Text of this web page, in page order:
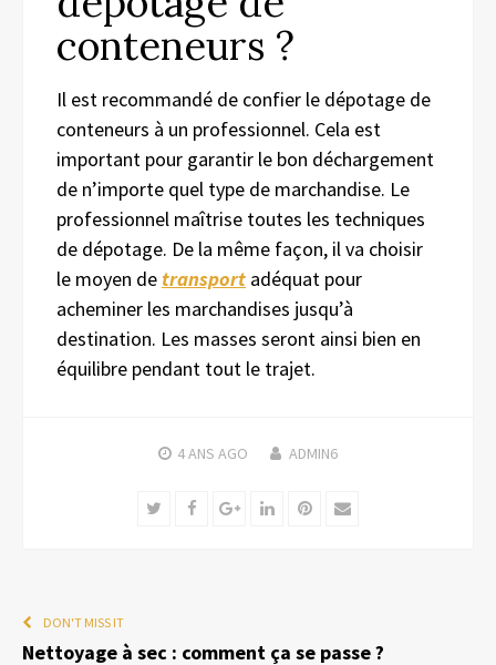
conteneurs ?
Il est recommandé de confier le dépotage de
conteneurs à un professionnel. Cela est
important pour garantir le bon déchargement
de n’importe quel type de marchandise. Le
professionnel maîtrise toutes les techniques
de dépotage. De la même façon, il va choisir
le moyen de transport adéquat pour
acheminer les marchandises jusqu’à
destination. Les masses seront ainsi bien en
équilibre pendant tout le trajet.
4 ANS AGO ADMIN6
TwitterFacebookGoogle+LinkedInPinterest
Email
DON'T MISS IT
Nettoyage à sec : comment ça se passe ?